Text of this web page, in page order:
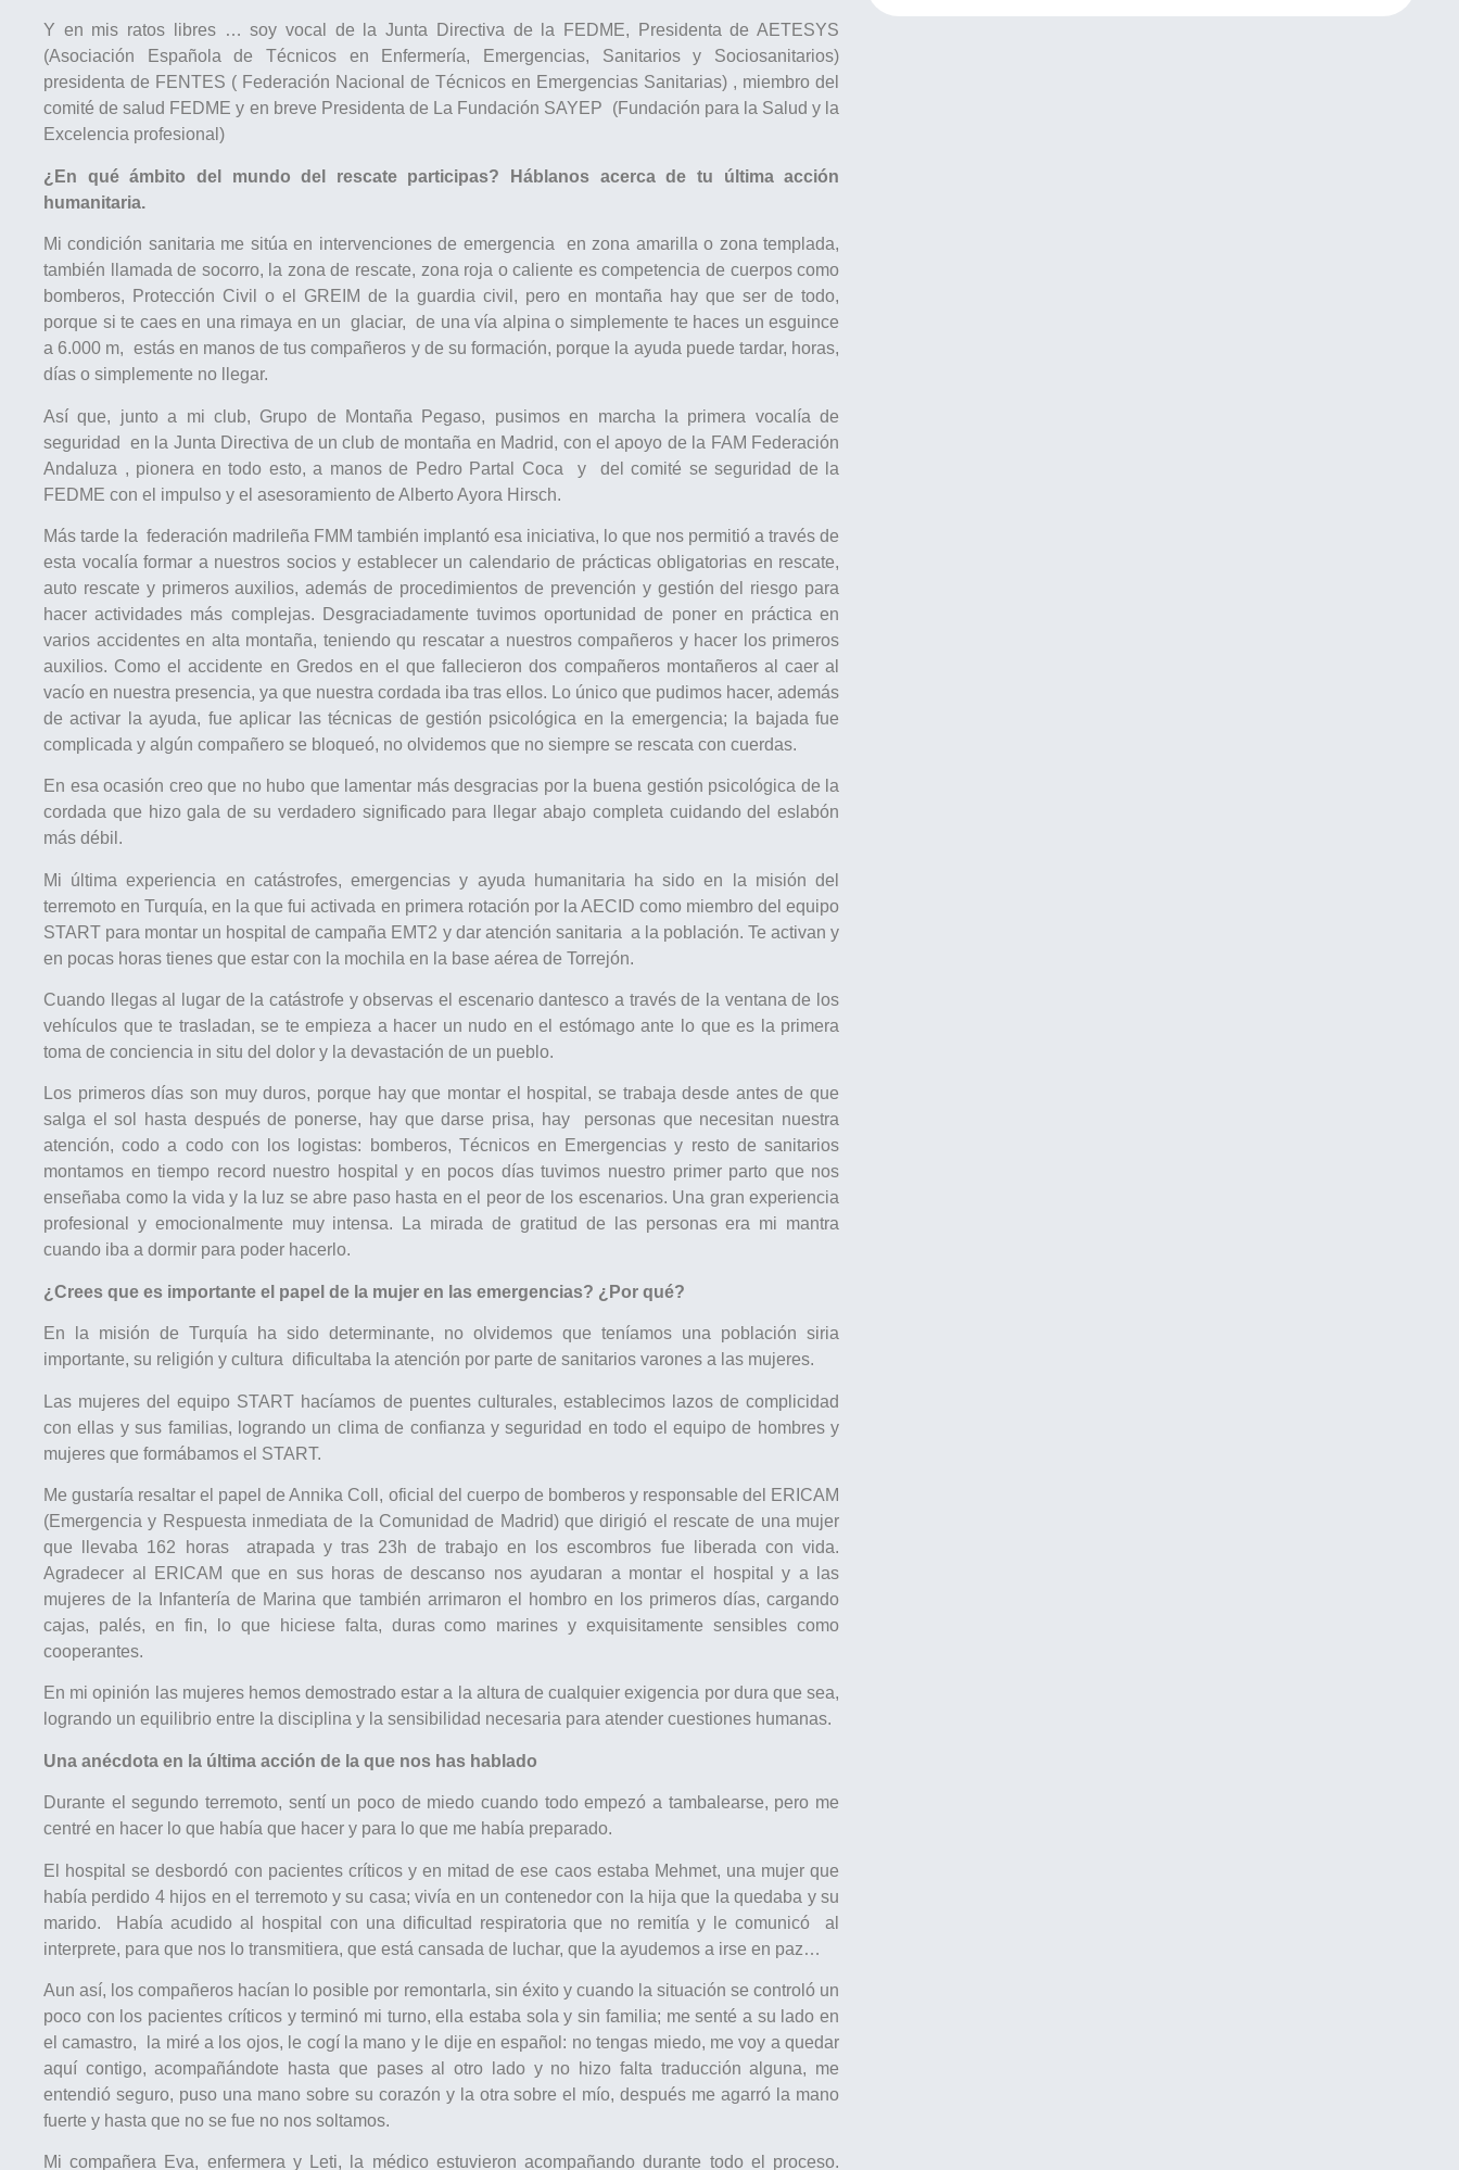
Y en mis ratos libres … soy vocal de la Junta Directiva de la FEDME, Presidenta de AETESYS
(Asociación Española de Técnicos en Enfermería, Emergencias, Sanitarios y Sociosanitarios)
presidenta de FENTES ( Federación Nacional de Técnicos en Emergencias Sanitarias) , miembro del
comité de salud FEDME y en breve Presidenta de La Fundación SAYEP (Fundación para la Salud y la
Excelencia profesional)
¿En qué ámbito del mundo del rescate participas? Háblanos acerca de tu última acción
humanitaria.
Mi condición sanitaria me sitúa en intervenciones de emergencia en zona amarilla o zona templada,
también llamada de socorro, la zona de rescate, zona roja o caliente es competencia de cuerpos como
bomberos, Protección Civil o el GREIM de la guardia civil, pero en montaña hay que ser de todo,
porque si te caes en una rimaya en un glaciar, de una vía alpina o simplemente te haces un esguince
a 6.000 m, estás en manos de tus compañeros y de su formación, porque la ayuda puede tardar, horas,
días o simplemente no llegar.
Así que, junto a mi club, Grupo de Montaña Pegaso, pusimos en marcha la primera vocalía de
seguridad en la Junta Directiva de un club de montaña en Madrid, con el apoyo de la FAM Federación
Andaluza , pionera en todo esto, a manos de Pedro Partal Coca y del comité se seguridad de la
FEDME con el impulso y el asesoramiento de Alberto Ayora Hirsch.
Más tarde la federación madrileña FMM también implantó esa iniciativa, lo que nos permitió a través de
esta vocalía formar a nuestros socios y establecer un calendario de prácticas obligatorias en rescate,
auto rescate y primeros auxilios, además de procedimientos de prevención y gestión del riesgo para
hacer actividades más complejas. Desgraciadamente tuvimos oportunidad de poner en práctica en
varios accidentes en alta montaña, teniendo qu rescatar a nuestros compañeros y hacer los primeros
auxilios. Como el accidente en Gredos en el que fallecieron dos compañeros montañeros al caer al
vacío en nuestra presencia, ya que nuestra cordada iba tras ellos. Lo único que pudimos hacer, además
de activar la ayuda, fue aplicar las técnicas de gestión psicológica en la emergencia; la bajada fue
complicada y algún compañero se bloqueó, no olvidemos que no siempre se rescata con cuerdas.
En esa ocasión creo que no hubo que lamentar más desgracias por la buena gestión psicológica de la
cordada que hizo gala de su verdadero significado para llegar abajo completa cuidando del eslabón
más débil.
Mi última experiencia en catástrofes, emergencias y ayuda humanitaria ha sido en la misión del
terremoto en Turquía, en la que fui activada en primera rotación por la AECID como miembro del equipo
START para montar un hospital de campaña EMT2 y dar atención sanitaria a la población. Te activan y
en pocas horas tienes que estar con la mochila en la base aérea de Torrejón.
Cuando llegas al lugar de la catástrofe y observas el escenario dantesco a través de la ventana de los
vehículos que te trasladan, se te empieza a hacer un nudo en el estómago ante lo que es la primera
toma de conciencia in situ del dolor y la devastación de un pueblo.
Los primeros días son muy duros, porque hay que montar el hospital, se trabaja desde antes de que
salga el sol hasta después de ponerse, hay que darse prisa, hay personas que necesitan nuestra
atención, codo a codo con los logistas: bomberos, Técnicos en Emergencias y resto de sanitarios
montamos en tiempo record nuestro hospital y en pocos días tuvimos nuestro primer parto que nos
enseñaba como la vida y la luz se abre paso hasta en el peor de los escenarios. Una gran experiencia
profesional y emocionalmente muy intensa. La mirada de gratitud de las personas era mi mantra
cuando iba a dormir para poder hacerlo.
¿Crees que es importante el papel de la mujer en las emergencias? ¿Por qué?
En la misión de Turquía ha sido determinante, no olvidemos que teníamos una población siria
importante, su religión y cultura dificultaba la atención por parte de sanitarios varones a las mujeres.
Las mujeres del equipo START hacíamos de puentes culturales, establecimos lazos de complicidad
con ellas y sus familias, logrando un clima de confianza y seguridad en todo el equipo de hombres y
mujeres que formábamos el START.
Me gustaría resaltar el papel de Annika Coll, oficial del cuerpo de bomberos y responsable del ERICAM
(Emergencia y Respuesta inmediata de la Comunidad de Madrid) que dirigió el rescate de una mujer
que llevaba 162 horas atrapada y tras 23h de trabajo en los escombros fue liberada con vida.
Agradecer al ERICAM que en sus horas de descanso nos ayudaran a montar el hospital y a las
mujeres de la Infantería de Marina que también arrimaron el hombro en los primeros días, cargando
cajas, palés, en fin, lo que hiciese falta, duras como marines y exquisitamente sensibles como
cooperantes.
En mi opinión las mujeres hemos demostrado estar a la altura de cualquier exigencia por dura que sea,
logrando un equilibrio entre la disciplina y la sensibilidad necesaria para atender cuestiones humanas.
Una anécdota en la última acción de la que nos has hablado
Durante el segundo terremoto, sentí un poco de miedo cuando todo empezó a tambalearse, pero me
centré en hacer lo que había que hacer y para lo que me había preparado.
El hospital se desbordó con pacientes críticos y en mitad de ese caos estaba Mehmet, una mujer que
había perdido 4 hijos en el terremoto y su casa; vivía en un contenedor con la hija que la quedaba y su
marido. Había acudido al hospital con una dificultad respiratoria que no remitía y le comunicó al
interprete, para que nos lo transmitiera, que está cansada de luchar, que la ayudemos a irse en paz…
Aun así, los compañeros hacían lo posible por remontarla, sin éxito y cuando la situación se controló un
poco con los pacientes críticos y terminó mi turno, ella estaba sola y sin familia; me senté a su lado en
el camastro, la miré a los ojos, le cogí la mano y le dije en español: no tengas miedo, me voy a quedar
aquí contigo, acompañándote hasta que pases al otro lado y no hizo falta traducción alguna, me
entendió seguro, puso una mano sobre su corazón y la otra sobre el mío, después me agarró la mano
fuerte y hasta que no se fue no nos soltamos.
Mi compañera Eva, enfermera y Leti, la médico estuvieron acompañando durante todo el proceso.